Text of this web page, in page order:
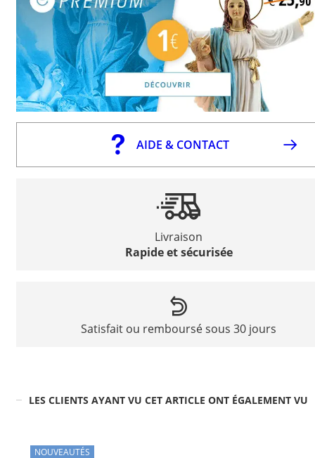
AIDE & CONTACT
Livraison
Rapide et sécurisée
Satisfait ou remboursé sous 30 jours
LES CLIENTS AYANT VU CET ARTICLE ONT ÉGALEMENT VU
NOUVEAUTÉS